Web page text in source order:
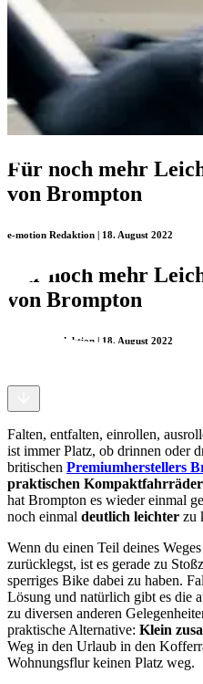
Für noch mehr
von Brompton
e-motion Redaktion | 18. August 2022
Für noch mehr
von Brompton
e-motion Redaktion | 18. August 2022
Falten, entfalten, einrollen,
ist immer Platz, ob drinnen oder
britischen Premiumherstellers
praktischen Kompaktfahrräder
hat Brompton es wieder einmal
noch einmal deutlich leichter zu
Wenn du einen Teil deines
zurücklegst, ist es gerade zu
sperriges Bike dabei zu haben.
Lösung und natürlich gibt es die
zu diversen anderen
praktische Alternative: Klein
Weg in den Urlaub in den
Wohnungsflur keinen Platz weg.